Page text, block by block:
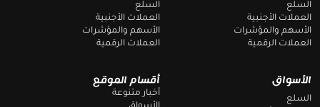
أقسام الموقع
أخبار متنوعة
الأسواق
السلع
السلع
العملات الأجنبية
الأسهم والمؤشرات
العملات الرقمية
السلع
العملات الأجنبية
الأسهم والمؤشرات
العملات الرقمية